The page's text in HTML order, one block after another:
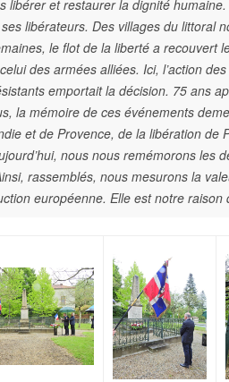
libérer et restaurer la dignité
libérateurs. Des villages du littoral
le flot de la liberté a recouvert
des armées alliées. Ici, l’action
emportait la décision. 75 ans
la mémoire de ces événements
et de Provence, de la libération de
nous nous remémorons les
rassemblés, nous mesurons la
européenne. Elle est notre